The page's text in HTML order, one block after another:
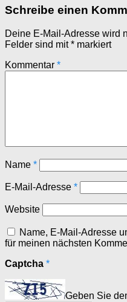
Schreibe einen
Deine E-Mail-Adresse wird
Felder sind mit* markiert
Kommentar *
Name *
E-Mail-Adresse *
Website
Name, E-Mail-Adresse
für meinen nächsten
Captcha *
Geben Sie